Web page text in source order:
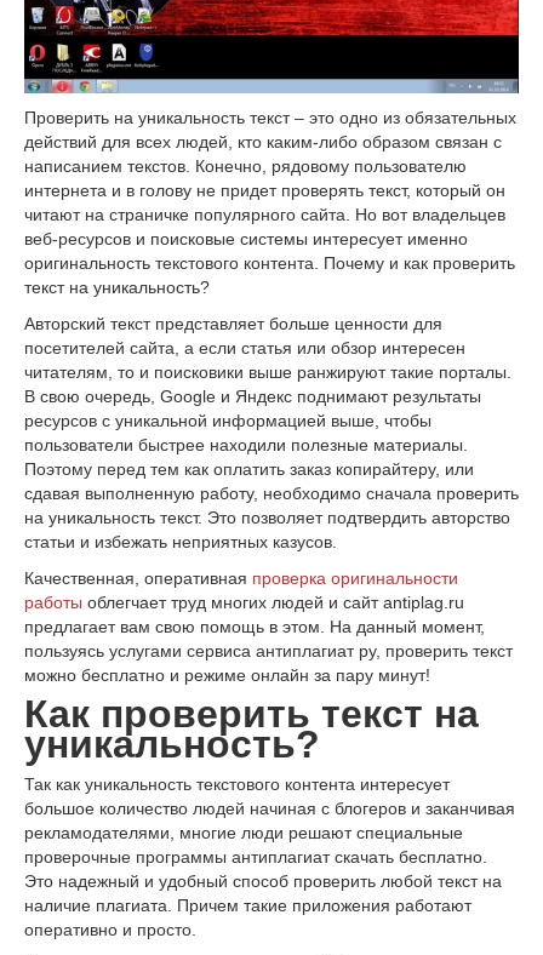
Проверить на уникальность текст – это одно из обязательных
действий для всех людей, кто каким-либо образом связан с
написанием текстов. Конечно, рядовому пользователю
интернета и в голову не придет проверять текст, который он
читают на страничке популярного сайта. Но вот владельцев
веб-ресурсов и поисковые системы интересует именно
оригинальность текстового контента. Почему и как проверить
текст на уникальность?
Авторский текст представляет больше ценности для
посетителей сайта, а если статья или обзор интересен
читателям, то и поисковики выше ранжируют такие порталы.
В свою очередь, Google и Яндекс поднимают результаты
ресурсов с уникальной информацией выше, чтобы
пользователи быстрее находили полезные материалы.
Поэтому перед тем как оплатить заказ копирайтеру, или
сдавая выполненную работу, необходимо сначала проверить
на уникальность текст. Это позволяет подтвердить авторство
статьи и избежать неприятных казусов.
Качественная, оперативная проверка оригинальности
работы облегчает труд многих людей и сайт antiplag.ru
предлагает вам свою помощь в этом. На данный момент,
пользуясь услугами сервиса антиплагиат ру, проверить текст
можно бесплатно и режиме онлайн за пару минут!
Как проверить текст на
уникальность?
Так как уникальность текстового контента интересует
большое количество людей начиная с блогеров и заканчивая
рекламодателями, многие люди решают специальные
проверочные программы антиплагиат скачать бесплатно.
Это надежный и удобный способ проверить любой текст на
наличие плагиата. Причем такие приложения работают
оперативно и просто.